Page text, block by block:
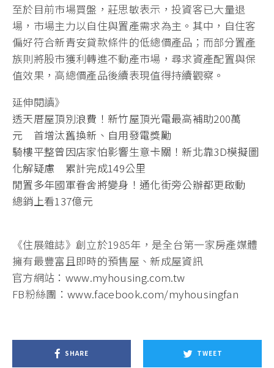
至於目前市場買盤，莊思敏表示，投資客已大量退
場，市場主力以自住與置產需求為主。其中，自住客
偏好符合新青安貸款條件的低總價產品；而部分置產
族則將股市獲利轉進不動產市場，尋求資產配置與保
值效果，高總價產品後續表現值得持續觀察。
延伸閱讀》
透天厝屋頂別浪費！新竹屋頂光電最高補助200萬
元 首增汰舊換新、自用發電獎勵
騎樓平整曾因店家怕影響生意卡關！新北靠3D模擬圖
化解疑慮 累計完成149公里
閒置多年國軍眷舍將變身！通化街旁公辦都更啟動
總銷上看137億元
《住展雜誌》創立於1985年，是全台第一家房產媒體
擁有最豐富且即時的預售屋、新成屋資訊
官方網站： www.myhousing.com.tw
FB粉絲團：www.facebook.com/myhousingfan
SHARE TWEET